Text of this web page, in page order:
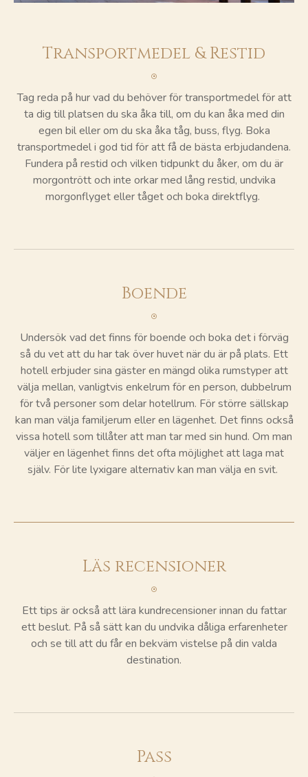
Transportmedel & Restid
Tag reda på hur vad du behöver för transportmedel för att
ta dig till platsen du ska åka till, om du kan åka med din
egen bil eller om du ska åka tåg, buss, flyg. Boka
transportmedel i god tid för att få de bästa erbjudandena.
Fundera på restid och vilken tidpunkt du åker, om du är
morgontrött och inte orkar med lång restid, undvika
morgonflyget eller tåget och boka direktflyg.
Boende
Undersök vad det finns för boende och boka det i förväg
så du vet att du har tak över huvet när du är på plats. Ett
hotell erbjuder sina gäster en mängd olika rumstyper att
välja mellan, vanligtvis enkelrum för en person, dubbelrum
för två personer som delar hotellrum. För större sällskap
kan man välja familjerum eller en lägenhet. Det finns också
vissa hotell som tillåter att man tar med sin hund. Om man
väljer en lägenhet finns det ofta möjlighet att laga mat
själv. För lite lyxigare alternativ kan man välja en svit.
Läs recensioner
Ett tips är också att lära kundrecensioner innan du fattar
ett beslut. På så sätt kan du undvika dåliga erfarenheter
och se till att du får en bekväm vistelse på din valda
destination.
Pass